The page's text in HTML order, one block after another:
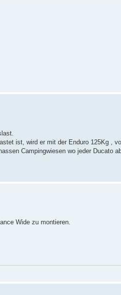
ist, wird er mit der Enduro 125Kg ,
Campingwiesen wo jeder Ducato
Wide zu montieren.